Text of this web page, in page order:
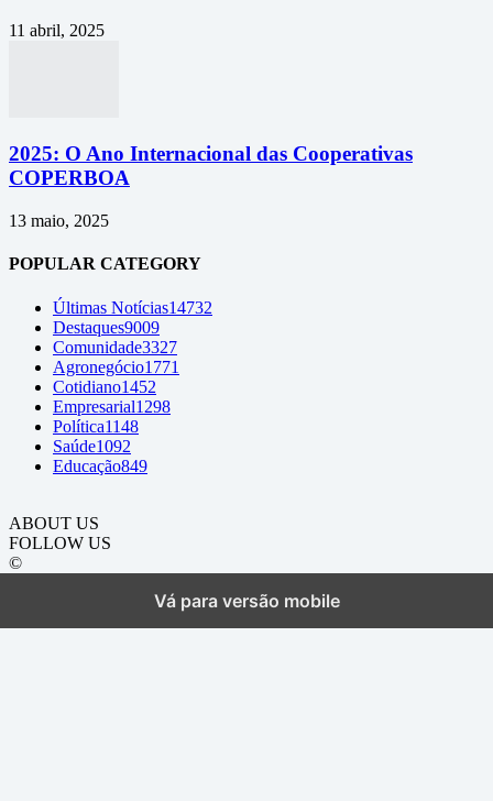
11 abril, 2025
2025: O Ano Internacional das Cooperativas
COPERBOA
13 maio, 2025
POPULAR CATEGORY
Últimas Notícias14732
Destaques9009
Comunidade3327
Agronegócio1771
Cotidiano1452
Empresarial1298
Política1148
Saúde1092
Educação849
ABOUT US
FOLLOW US
©
Vá para versão mobile